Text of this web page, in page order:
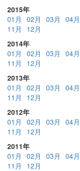
2015年
01月
02月 03月 04月
11月
12月
2014年
01月
02月 03月 04月
11月
12月
2013年
01月
02月 03月 04月
11月
12月
2012年
01月
02月 03月 04月
11月
12月
2011年
01月
02月 03月 04月
11月
12月